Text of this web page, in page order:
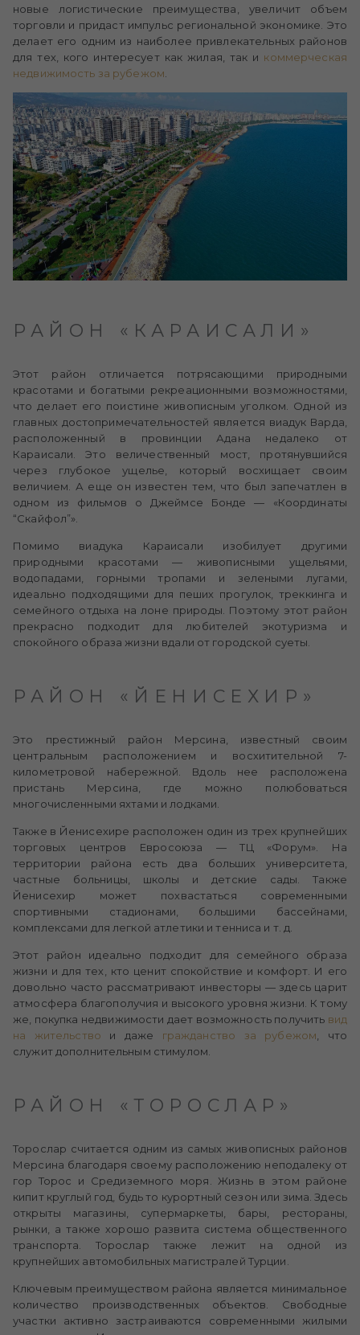
новые логистические преимущества, увеличит объем
торговли и придаст импульс региональной экономике. Это
делает его одним из наиболее привлекательных районов
для тех, кого интересует как жилая, так и коммерческая
недвижимость за рубежом
РАЙОН «КАРАИСАЛИ»
Этот район отличается потрясающими природными
красотами и богатыми рекреационными возможностями,
что делает его поистине живописным уголком. Одной из
главных достопримечательностей является виадук Варда,
расположенный в провинции Адана недалеко от
Караисали. Это величественный мост, протянувшийся
через глубокое ущелье, который восхищает своим
величием. А еще он известен тем, что был запечатлен в
одном из фильмов о Джеймсе Бонде — «Координаты
“Скайфол”».
Помимо виадука Караисали изобилует другими
природными красотами — живописными ущельями,
водопадами, горными тропами и зелеными лугами,
идеально подходящими для пеших прогулок, треккинга и
семейного отдыха на лоне природы. Поэтому этот район
прекрасно подходит для любителей экотуризма и
спокойного образа жизни вдали от городской суеты.
РАЙОН «ЙЕНИСЕХИР»
Это престижный район Мерсина, известный своим
центральным расположением и восхитительной 7-
километровой набережной. Вдоль нее расположена
пристань Мерсина, где можно полюбоваться
многочисленными яхтами и лодками.
Также в Йенисехире расположен один из трех крупнейших
торговых центров Евросоюза — ТЦ «Форум». На
территории района есть два больших университета,
частные больницы, школы и детские сады. Также
Йенисехир может похвастаться современными
спортивными стадионами, большими бассейнами,
комплексами для легкой атлетики и тенниса и т. д.
Этот район идеально подходит для семейного образа
жизни и для тех, кто ценит спокойствие и комфорт. И его
довольно часто рассматривают инвесторы — здесь царит
атмосфера благополучия и высокого уровня жизни. К тому
же, покупка недвижимости дает возможность получить вид
на жительство и даже гражданство за рубежом , что
служит дополнительным стимулом.
РАЙОН «ТОРОСЛАР»
Торослар считается одним из самых живописных районов
Мерсина благодаря своему расположению неподалеку от
гор Торос и Средиземного моря. Жизнь в этом районе
кипит круглый год, будь то курортный сезон или зима. Здесь
открыты магазины, супермаркеты, бары, рестораны,
рынки, а также хорошо развита система общественного
транспорта. Торослар также лежит на одной из
крупнейших автомобильных магистралей Турции.
Ключевым преимуществом района является минимальное
количество производственных объектов. Свободные
участки активно застраиваются современными жилыми